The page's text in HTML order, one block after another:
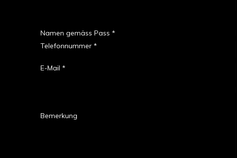
Namen gemäss Pass *
Telefonnummer *
E-Mail *
Bemerkung